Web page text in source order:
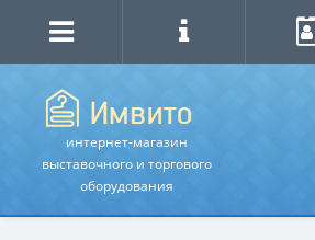
интернет-магазин
выставочного и торгового
оборудования